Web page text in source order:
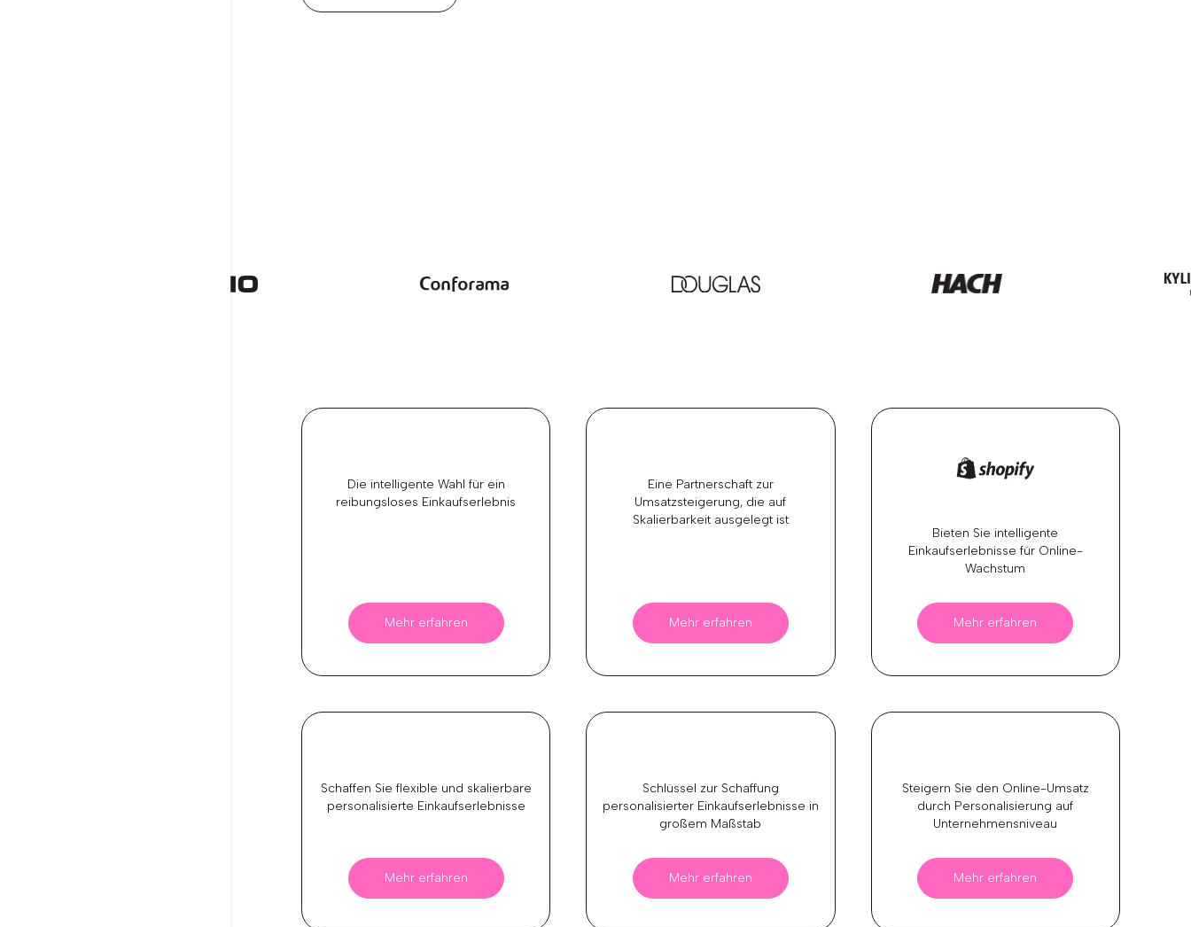
Die intelligente Wahl für ein
reibungsloses Einkaufserlebnis
Mehr erfahren
Eine Partnerschaft zur
Umsatzsteigerung, die auf
Skalierbarkeit ausgelegt ist
Mehr erfahren
Bieten Sie intelligente
Einkaufserlebnisse für Online-
Wachstum
Mehr erfahren
Schaffen Sie flexible und skalierbare
personalisierte Einkaufserlebnisse
Mehr erfahren
Schlüssel zur Schaffung
personalisierter Einkaufserlebnisse in
großem Maßstab
Mehr erfahren
Steigern Sie den Online-Umsatz
durch Personalisierung auf
Unternehmensniveau
Mehr erfahren